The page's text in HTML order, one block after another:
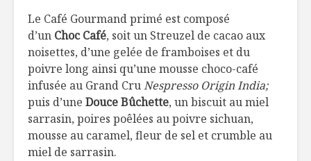
Le Café Gourmand primé est composé
d’un Choc Café, soit un Streuzel de cacao aux
noisettes, d’une gelée de framboises et du
poivre long ainsi qu’une mousse choco-café
infusée au Grand CruNespresso Origin India;
puis d’une Douce Bûchette, un biscuit au miel
sarrasin, poires poêlées au poivre sichuan,
mousse au caramel, fleur de sel et crumble au
miel de sarrasin.
Les stats du Club
DUX
Agneau épicé aux
pommes
LE CURCUMA, de la
couleur dans
Les
l’envers
On aime